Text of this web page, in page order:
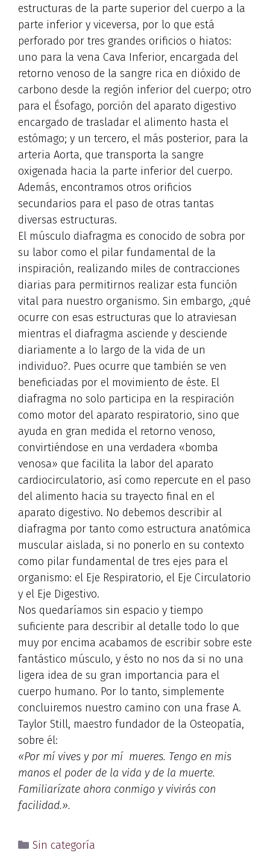
estructuras de la parte superior del cuerpo a la
parte inferior y viceversa, por lo que está
perforado por tres grandes orificios o hiatos:
uno para la vena Cava Inferior, encargada del
retorno venoso de la sangre rica en dióxido de
carbono desde la región inferior del cuerpo; otro
para el Ésofago, porción del aparato digestivo
encargado de trasladar el alimento hasta el
estómago; y un tercero, el más posterior, para la
arteria Aorta, que transporta la sangre
oxigenada hacia la parte inferior del cuerpo.
Además, encontramos otros orificios
secundarios para el paso de otras tantas
diversas estructuras.
El músculo diafragma es conocido de sobra por
su labor como el pilar fundamental de la
inspiración, realizando miles de contracciones
diarias para permitirnos realizar esta función
vital para nuestro organismo. Sin embargo, ¿qué
ocurre con esas estructuras que lo atraviesan
mientras el diafragma asciende y desciende
diariamente a lo largo de la vida de un
individuo?. Pues ocurre que también se ven
beneficiadas por el movimiento de éste. El
diafragma no solo participa en la respiración
como motor del aparato respiratorio, sino que
ayuda en gran medida el retorno venoso,
convirtiéndose en una verdadera «bomba
venosa» que facilita la labor del aparato
cardiocirculatorio, así como repercute en el paso
del alimento hacia su trayecto final en el
aparato digestivo. No debemos describir al
diafragma por tanto como estructura anatómica
muscular aislada, si no ponerlo en su contexto
como pilar fundamental de tres ejes para el
organismo: el Eje Respiratorio, el Eje Circulatorio
y el Eje Digestivo.
Nos quedaríamos sin espacio y tiempo
suficiente para describir al detalle todo lo que
muy por encima acabamos de escribir sobre este
fantástico músculo, y ésto no nos da si no una
ligera idea de su gran importancia para el
cuerpo humano. Por lo tanto, simplemente
concluiremos nuestro camino con una frase A.
Taylor Still, maestro fundador de la Osteopatía,
sobre él:
«Por mí vives y por mí mueres. Tengo en mis
manos el poder de la vida y de la muerte.
Familiarízate ahora conmigo y vivirás con
facilidad.».
Sin categoría